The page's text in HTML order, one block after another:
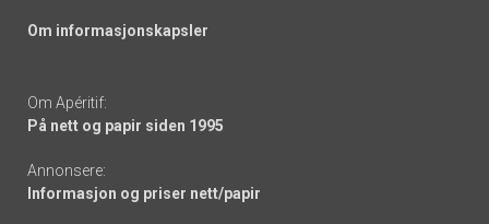
Om informasjonskapsler
Om Apéritif:
På nett og papir siden 1995
Annonsere:
Informasjon og priser nett/papir